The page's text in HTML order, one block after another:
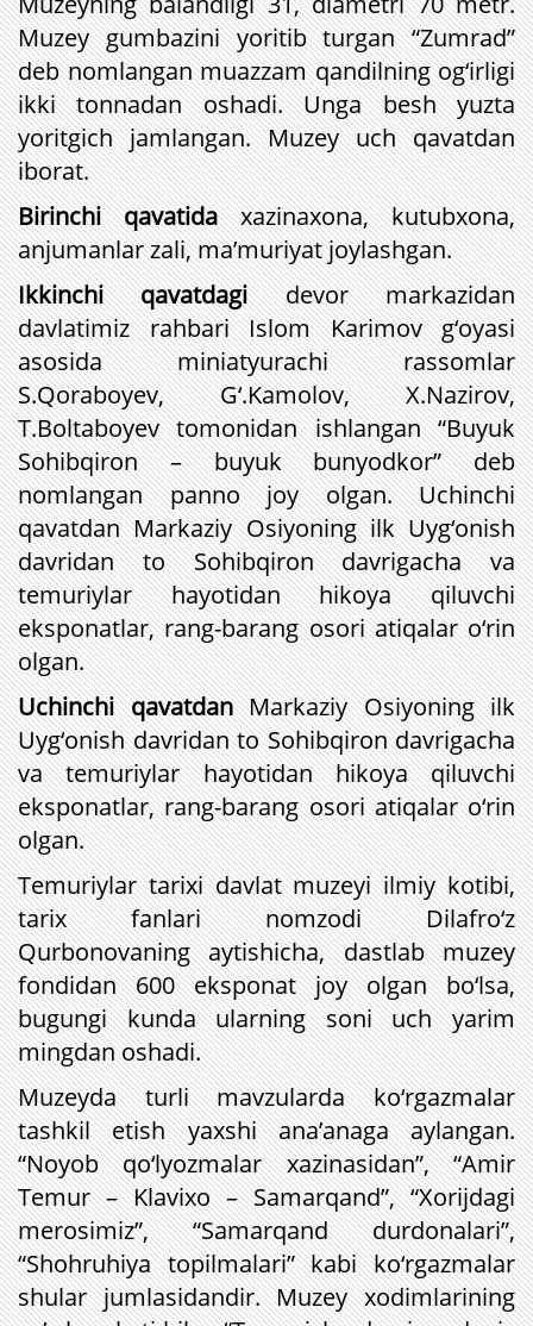
Muzey gumbazini yoritib turgan “Zumrad”
deb nomlangan muazzam qandilning og‘irligi
ikki tonnadan oshadi. Unga besh yuzta
yoritgich jamlangan.Muzey uch qavatdan
iborat.
Birinchi qavatidaxazinaxona, kutubxona,
anjumanlar zali, ma’muriyat joylashgan.
Ikkinchi qavatdagidevor markazidan
davlatimiz rahbari Islom Karimov g‘oyasi
asosida miniatyurachi rassomlar
S.Qoraboyev, G‘.Kamolov, X.Nazirov,
T.Boltaboyev tomonidan ishlangan “Buyuk
Sohibqiron – buyuk bunyodkor” deb
nomlangan panno joy olgan.Uchinchi
qavatdan Markaziy Osiyoning ilk Uyg‘onish
davridan to Sohibqiron davrigacha va
temuriylar hayotidan hikoya qiluvchi
eksponatlar, rang-barang osori atiqalar o‘rin
olgan.
Uchinchi qavatdanMarkaziy Osiyoning ilk
Uyg‘onish davridan to Sohibqiron davrigacha
va temuriylar hayotidan hikoya qiluvchi
eksponatlar, rang-barang osori atiqalar o‘rin
olgan.
Temuriylar tarixi davlat muzeyi ilmiy kotibi,
tarix fanlari nomzodi Dilafro‘z
Qurbonovaning aytishicha, dastlab muzey
fondidan 600 eksponat joy olgan bo‘lsa,
bugungi kunda ularning soni uch yarim
mingdan oshadi.
Muzeyda turli mavzularda ko‘rgazmalar
tashkil etish yaxshi ana’anaga aylangan.
“Noyob qo‘lyozmalar xazinasidan”, “Amir
Temur – Klavixo – Samarqand”, “Xorijdagi
merosimiz”, “Samarqand durdonalari”,
“Shohruhiya topilmalari” kabi ko‘rgazmalar
shular jumlasidandir. Muzey xodimlarining